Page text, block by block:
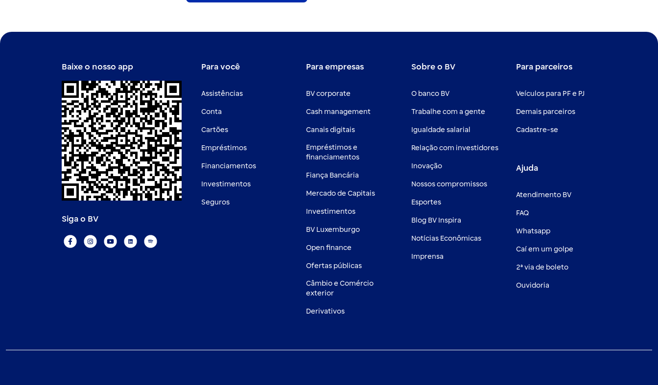
Baixe o nosso app
Siga o BV
Para você
Assistências
Conta
Cartões
Empréstimos
Financiamentos
Investimentos
Seguros
Para empresas
BV corporate
Cash management
Canais digitais
Empréstimos e
financiamentos
Fiança Bancária
Mercado de Capitais
Investimentos
BV Luxemburgo
Open finance
Ofertas públicas
Câmbio e Comércio
exterior
Derivativos
Sobre o BV
O banco BV
Trabalhe com a gente
Igualdade salarial
Relação com investidores
Inovação
Nossos compromissos
Esportes
Blog BV Inspira
Notícias Econômicas
Imprensa
Para parceiros
Veículos para PF e PJ
Demais parceiros
Cadastre-se
Ajuda
Atendimento BV
FAQ
Whatsapp
Caí em um golpe
2ª via de boleto
Ouvidoria